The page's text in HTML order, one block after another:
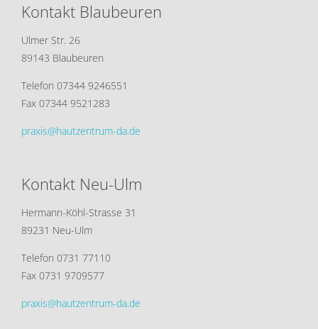
Kontakt Blaubeuren
Ulmer Str. 26
89143 Blaubeuren
Telefon 07344 9246551
Fax 07344 9521283
praxis@hautzentrum-da.de
Kontakt Neu-Ulm
Hermann-Köhl-Strasse 31
89231 Neu-Ulm
Telefon 0731 77110
Fax 0731 9709577
praxis@hautzentrum-da.de